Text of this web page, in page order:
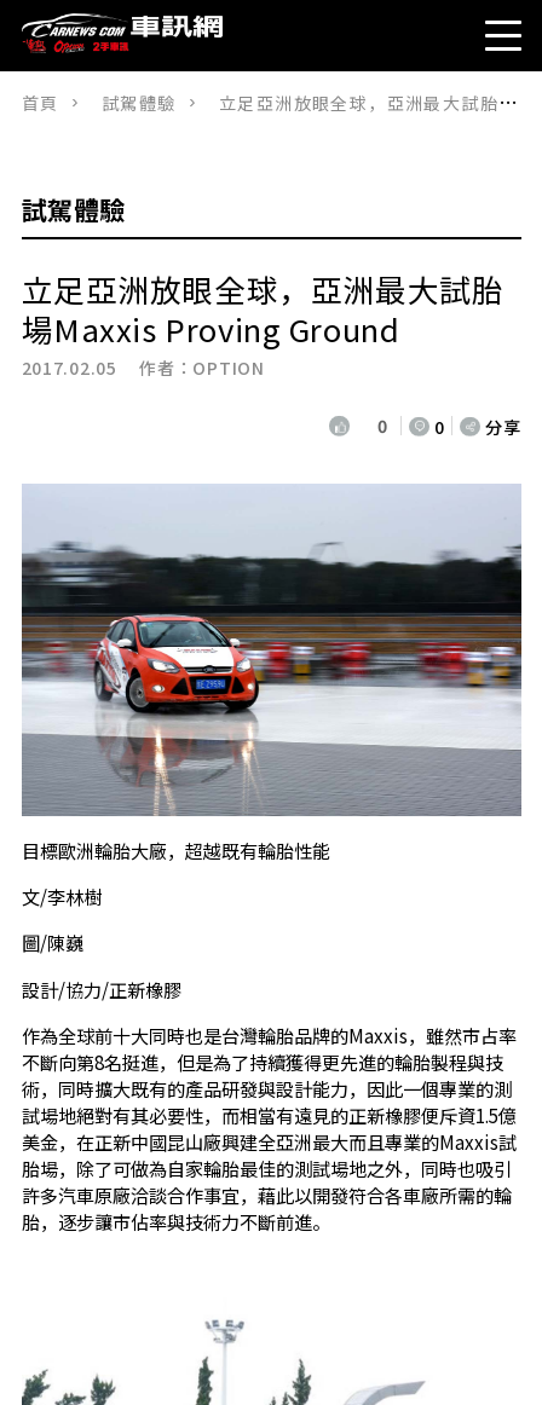
首頁 試駕體驗 立足亞洲放眼全球，亞洲最大試胎場Maxxis Proving Ground
試駕體驗
立足亞洲放眼全球，亞洲最大試胎
場Maxxis Proving Ground
2017.02.05 作者： OPTION
0 0 分享
目標歐洲輪胎大廠，超越既有輪胎性能
文/李林樹
圖/陳巍
設計/協力/正新橡膠
作為全球前十大同時也是台灣輪胎品牌的Maxxis，雖然市占率
不斷向第8名挺進，但是為了持續獲得更先進的輪胎製程與技
術，同時擴大既有的產品研發與設計能力，因此一個專業的測
試場地絕對有其必要性，而相當有遠見的正新橡膠便斥資1.5億
美金，在正新中國昆山廠興建全亞洲最大而且專業的Maxxis試
胎場，除了可做為自家輪胎最佳的測試場地之外，同時也吸引
許多汽車原廠洽談合作事宜，藉此以開發符合各車廠所需的輪
胎，逐步讓市佔率與技術力不斷前進。